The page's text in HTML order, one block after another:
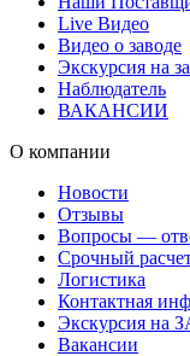
Live Видео
Видео о заводе
Экскурсия на
Наблюдатель
ВАКАНСИИ
О компании
Новости
Отзывы
Вопросы —
Срочный
Логистика
Контактная
Экскурсия на
Вакансии